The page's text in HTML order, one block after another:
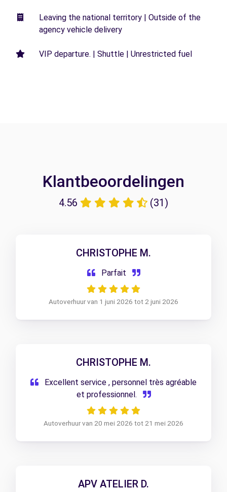
Leaving the national territory | Outside of the
agency vehicle delivery
VIP departure. | Shuttle | Unrestricted fuel
Klantbeoordelingen
4.56 (31)
CHRISTOPHE M.
Parfait
Autoverhuur van 1 juni 2026 tot 2 juni 2026
CHRISTOPHE M.
Excellent service , personnel très agréable
et professionnel.
Autoverhuur van 20 mei 2026 tot 21 mei 2026
APV ATELIER D.